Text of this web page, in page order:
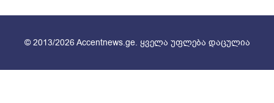
© 2013/2026 Accentnews.ge. ყველა უფლება დაცულია